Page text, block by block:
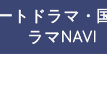
トドラマ・
ラマNAVI